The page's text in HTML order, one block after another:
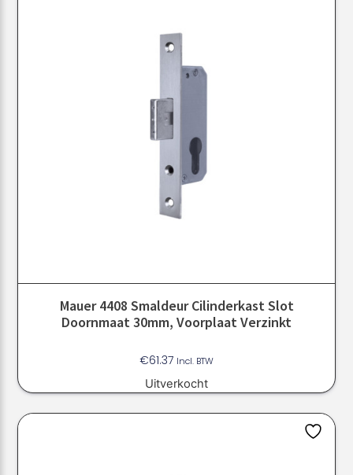
Mauer 4408 Smaldeur Cilinderkast Slot
Doornmaat 30mm, Voorplaat Verzinkt
€61.37 Incl. BTW
Uitverkocht